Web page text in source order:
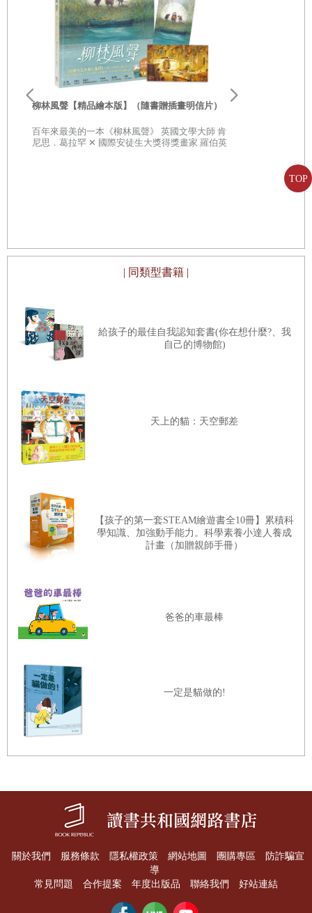
TOP
姊姊如何煞費苦心的陪伴憂鬱焦躁的妹妹慢慢走出情緒的風
暴。這對感情真摯的姊妹當然是以史實中的吳爾芙與凡妮莎
為想像的藍本。吳爾芙的畫家姊姊凡妮莎，正是一路支撐她
度過反覆來襲的抑鬱困擾的最關鍵人物之一。伊莎貝爾‧阿瑟
諾每一幅畫面都蘊含情感的穿透力。她畫憂鬱纏身的野狼妹
驚；凡妮莎為了妹妹精心畫下糖果花、翩翩飛舞的小鳥和蝴
撫慰心中的小狼，讓靈魂找到出口！
「我生命中的歡愉來自於你，你最強烈的耐心與愛意。
這是維吉尼亞．吳爾芙在1941年的臨終道別信中留下的
話語。這位曠世才女一生飽受精神不穩定所苦，在不敵幻聽
等痛苦摧殘下，選擇永久離去；但從小受到姊姊凡妮莎的呵
度過了一次次憂鬱發作的困頓，後世也才有機會閱讀《戴洛
維夫人》、《美麗佳人奧蘭朵》等等膾炙人口的傑作。
吳爾芙的傳記中曾描寫年輕發病時，拒絕進食、汙衊友
手足就會說：「小山羊發作了！」。《小狼不哭》就是以這
段童年故事為靈感，描繪姊姊如何幫助妹妹抒發情緒、揮別
陰暗，重新找到生活樂趣的精彩作品。
書中的每一段文字，都隱喻著一種療癒的方向。「我爬
上床，躺在她身邊，我們躲進毯子裡，我們看著窗外的天
空」描述的是同在與共感的支持力量；「一定有什麼方法可
的態度，更是陪伴憂鬱的心靈走過生命幽谷最重要的因素。
多細膩的討論與分享；糖果花、會說話的葉子、凌空而飛的
兔子、攀著樓梯往上爬的花朵，光是莓花國的畫面，就能帶
給閱讀者無限的想像與美妙的感覺。而光亮與灰暗的鮮明對
柳林風聲【精品繪本版】（隨書贈插畫明信片）
百年來最美的一本《柳林風聲》 英國文學大師 肯
尼思．葛拉罕 ✕ 國際安徒生大獎得獎畫家 羅伯英
| 同類型書籍 |
給孩子的最佳自我認知套書(你在想什麼?、我
自己的博物館)
天上的貓：天空郵差
【孩子的第一套STEAM繪遊書全10冊】累積科
學知識、加強動手能力。科學素養小達人養成
計畫（加贈親師手冊）
爸爸的車最棒
一定是貓做的!
關於我們 服務條款 隱私權政策 網站地圖 團購專區
防詐騙宣
導
常見問題
合作提案 年度出版品 聯絡我們 好站連結